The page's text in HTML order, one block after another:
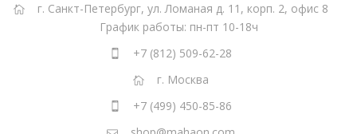
г. Санкт-Петербург, ул. Ломаная д. 11, корп. 2, офис 8
График работы: пн-пт 10-18ч
+7 (812) 509-62-28
г. Москва
+7 (499) 450-85-86